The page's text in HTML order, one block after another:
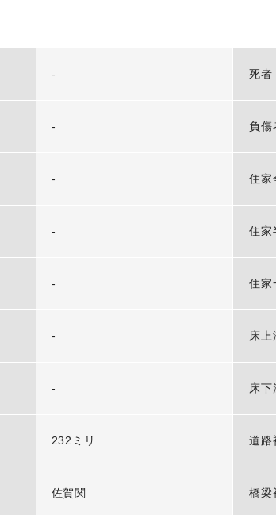
-
-
-
-
-
-
-
232ミリ
佐賀関
死者
負傷
住家
住家
住家
床上
床下
道路
橋梁